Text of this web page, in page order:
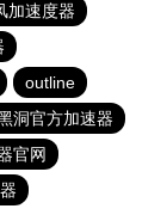
加速度器
outline
洞官方加速器
官网